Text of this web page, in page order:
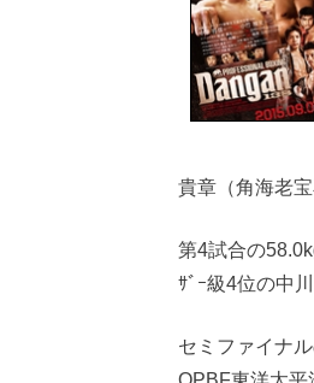
貴章（角海老
第4試合の
ｻﾞｰ級4位の中
セミファイナ